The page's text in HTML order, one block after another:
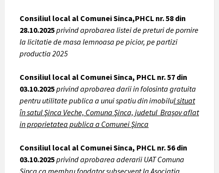
Consiliul local al Comunei Sinca,PHCL nr. 58 din
28.10.2025privind aprobarea listei de preturi de pornire
la licitatie de masa lemnoasa pe picior, pe partizi
productia 2025
Consiliul local al Comunei Sinca, PHCL nr. 57 din
03.10.2025privind aprobarea darii in folosinta gratuita
pentru utilitate publica a unui spatiu din imobilul situat
în satul Şinca Veche, Comuna Şinca, judetul Braşov aflat
in proprietatea publica a Comunei Şinca
Consiliul local al Comunei Sinca, PHCL nr. 56 din
03.10.2025privind aprobarea aderarii UAT Comuna
Sinca ca membru fondator subsecvent la Asociatia